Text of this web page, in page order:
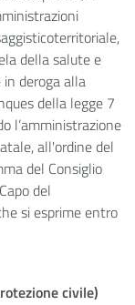
della salute e
deroga alla
della legge 7
l’amministrazione
all'ordine del
del Consiglio
del
si esprime entro
civile)